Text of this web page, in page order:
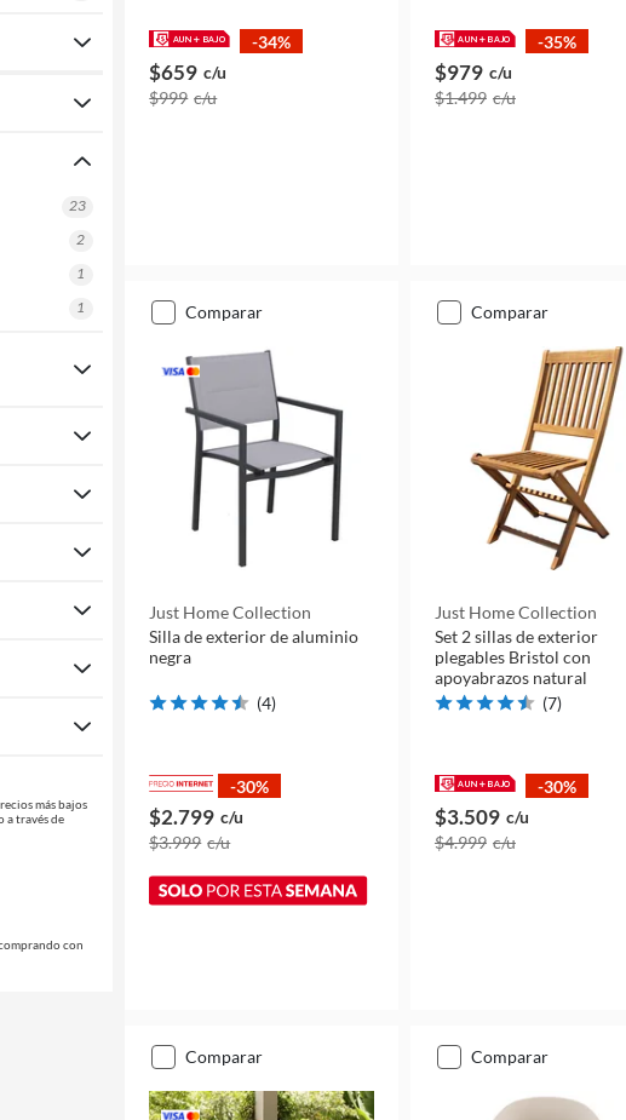
23
2
1
1
más bajos
a través de
con
-34%
$659 c/u
$999 c/u
-35%
$979 c/u
$1.499 c/u
comparar
Just Home Collection
Silla de exterior de aluminio
negra
(4)
-30%
$2.799 c/u
$3.999 c/u
comparar
Just Home Collection
Set 2 sillas de exterior
plegables Bristol con
apoyabrazos natural
(7)
-30%
$3.509 c/u
$4.999 c/u
comparar comparar